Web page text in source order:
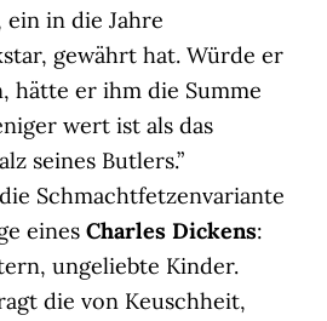
in die Jahre
gewährt hat. Würde er
hätte er ihm die Summe
wert ist als das
seines Butlers.”
Schmachtfetzenvariante
einesCharles Dickens:
ungeliebte Kinder.
die von Keuschheit,